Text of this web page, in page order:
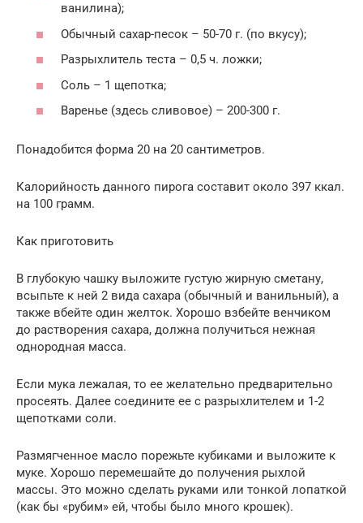
ванилина);
Обычный сахар-песок – 50-70 г. (по вкусу);
Разрыхлитель теста – 0,5 ч. ложки;
Соль – 1 щепотка;
Варенье (здесь сливовое) – 200-300 г.
Понадобится форма 20 на 20 сантиметров.
Калорийность данного пирога составит около 397 ккал.
на 100 грамм.
Как приготовить
В глубокую чашку выложите густую жирную сметану,
всыпьте к ней 2 вида сахара (обычный и ванильный), а
также вбейте один желток. Хорошо взбейте венчиком
до растворения сахара, должна получиться нежная
однородная масса.
Если мука лежалая, то ее желательно предварительно
просеять. Далее соедините ее с разрыхлителем и 1-2
щепотками соли.
Размягченное масло порежьте кубиками и выложите к
муке. Хорошо перемешайте до получения рыхлой
массы. Это можно сделать руками или тонкой лопаткой
(как бы «рубим» ей, чтобы было много крошек).